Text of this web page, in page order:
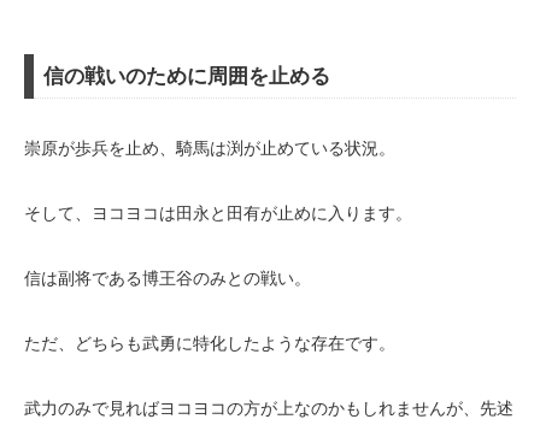
信の戦いのために周囲を止める
崇原が歩兵を止め、騎馬は渕が止めている状況。
そして、ヨコヨコは田永と田有が止めに入ります。
信は副将である博王谷のみとの戦い。
ただ、どちらも武勇に特化したような存在です。
武力のみで見ればヨコヨコの方が上なのかもしれませんが、先述